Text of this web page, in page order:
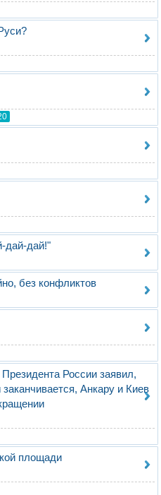
дай-дай!"
без конфликтов
России заявил,
Анкару и Киев
площади